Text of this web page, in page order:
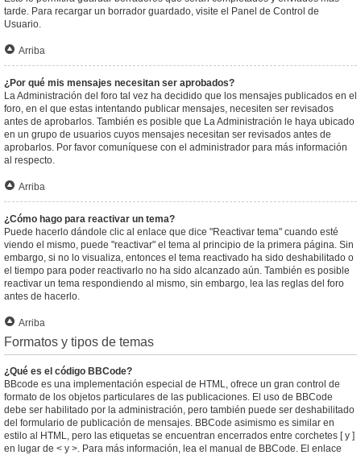
tarde. Para recargar un borrador guardado, visite el Panel de Control de
Usuario.
Arriba
¿Por qué mis mensajes necesitan ser aprobados?
La Administración del foro tal vez ha decidido que los mensajes publicados en el
foro, en el que estas intentando publicar mensajes, necesiten ser revisados
antes de aprobarlos. También es posible que La Administración le haya ubicado
en un grupo de usuarios cuyos mensajes necesitan ser revisados antes de
aprobarlos. Por favor comuníquese con el administrador para más información
al respecto.
Arriba
¿Cómo hago para reactivar un tema?
Puede hacerlo dándole clic al enlace que dice "Reactivar tema" cuando esté
viendo el mismo, puede "reactivar" el tema al principio de la primera página. Sin
embargo, si no lo visualiza, entonces el tema reactivado ha sido deshabilitado o
el tiempo para poder reactivarlo no ha sido alcanzado aún. También es posible
reactivar un tema respondiendo al mismo, sin embargo, lea las reglas del foro
antes de hacerlo.
Arriba
Formatos y tipos de temas
¿Qué es el código BBCode?
BBcode es una implementación especial de HTML, ofrece un gran control de
formato de los objetos particulares de las publicaciones. El uso de BBCode
debe ser habilitado por la administración, pero también puede ser deshabilitado
del formulario de publicación de mensajes. BBCode asimismo es similar en
estilo al HTML, pero las etiquetas se encuentran encerrados entre corchetes [ y ]
en lugar de < y >. Para más información, lea el manual de BBCode. El enlace